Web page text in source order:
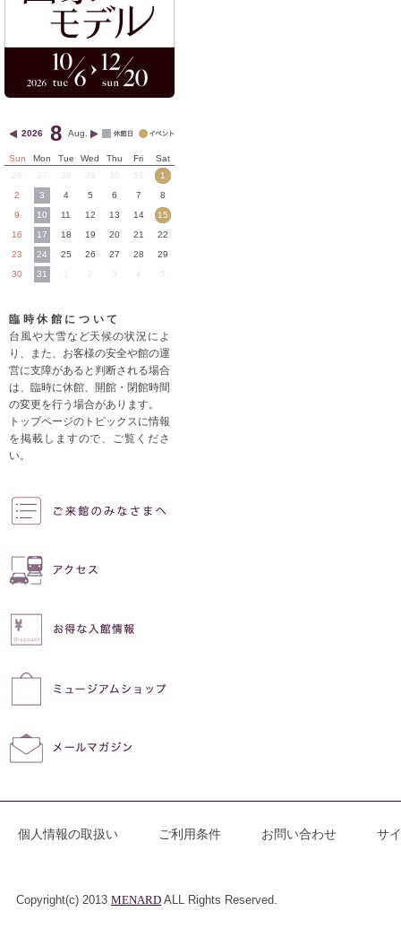
2026 8 Aug.
Sun Mon Tue Wed Thu Fri
Sat
27 29 30 31
1
2
3 4 5 6 7
8
9
10 11 12 13 14
15
16
17 18 19 20 21
22
23
24 25 26 27 28
29
30
31 3 4 5
臨時休館について
台風や大雪など天候の状況によ
り、また、お客様の安全や館の運
営に支障があると判断される場合
は、臨時に休館、開館・閉館時間
の変更を行う場合があります。
トップページのトピックスに情報
を掲載しますので、ご覧くださ
い。
個人情報の取扱い ご利用条件 お問い合わせ サ
Copyright(c) 2013 MENARD ALL Rights Reserved.